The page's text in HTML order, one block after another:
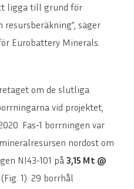
ligga till grund för
säger
Eurobattery Minerals.
om de slutliga
vid projektet,
Fas-1 borrningen var
nordost om
NI43-101 på 3,15 Mt @
(Fig. 1). 29 borrhål